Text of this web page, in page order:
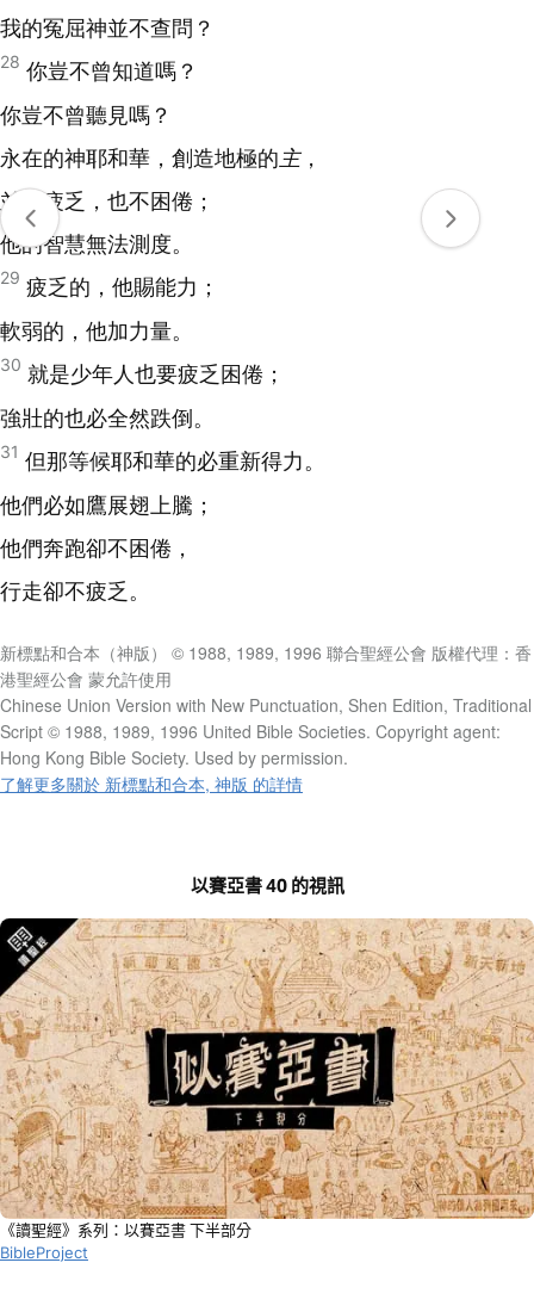
我的冤屈神並不查問？
28 你豈不曾知道嗎？
你豈不曾聽見嗎？
永在的神耶和華，創造地極的主，
並不疲乏，也不困倦；
他的智慧無法測度。
29 疲乏的，他賜能力；
軟弱的，他加力量。
30 就是少年人也要疲乏困倦；
強壯的也必全然跌倒。
31 但那等候耶和華的必重新得力。
他們必如鷹展翅上騰；
他們奔跑卻不困倦，
行走卻不疲乏。
新標點和合本（神版） © 1988, 1989, 1996 聯合聖經公會 版權代理：香
港聖經公會 蒙允許使用
Chinese Union Version with New Punctuation, Shen Edition, Traditional
Script © 1988, 1989, 1996 United Bible Societies. Copyright agent:
Hong Kong Bible Society. Used by permission.
了解更多關於 新標點和合本, 神版 的詳情
以賽亞書 40 的視訊
《讀聖經》系列：以賽亞書 下半部分
BibleProject